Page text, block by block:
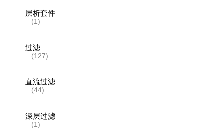
层析套件
(1)
过滤
(127)
直流过滤
(44)
深层过滤
(1)